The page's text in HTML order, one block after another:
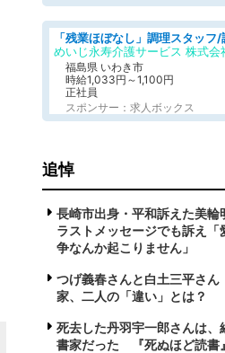
福島県 いわき市
時給1,033円～1,100円
正社員
スポンサー：求人ボックス
追悼
長崎市出身・平和訴えた美
ラストメッセージでも訴え
争なんか起こりません」
つげ義春さんと白土三平さ
家、二人の「違い」とは？
死去した丹羽宇一郎さんは、
書家だった 『死ぬほど読書